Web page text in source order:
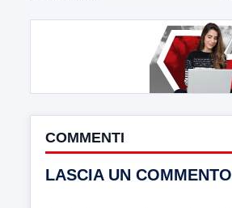
COMMENTI
LASCIA UN COMMENTO